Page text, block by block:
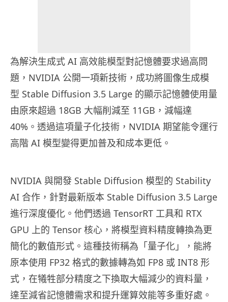
為解決生成式 AI 高效能模型對記憶體要求過高問
題，NVIDIA 公開一項新技術，成功將圖像生成模
型 Stable Diffusion 3.5 Large 的顯示記憶體使用量
由原來超過 18GB 大幅削減至 11GB，減幅達
40%。透過這項量子化技術，NVIDIA 期望能令運行
高階 AI 模型變得更加普及和成本更低。
NVIDIA 與開發 Stable Diffusion 模型的 Stability
AI 合作，針對最新版本 Stable Diffusion 3.5 Large
進行深度優化。他們透過 TensorRT 工具和 RTX
GPU 上的 Tensor 核心，將模型資料精度轉換為更
簡化的數值形式。這種技術稱為「量子化」，能將
原本使用 FP32 格式的數據轉為如 FP8 或 INT8 形
式，在犧牲部分精度之下換取大幅減少的資料量，
達至減省記憶體需求和提升運算效能等多重好處。